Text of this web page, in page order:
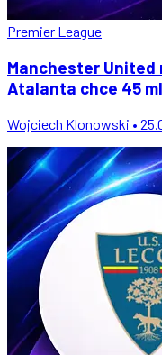
Premier League
Manchester United
Atalanta chce 45
Wojciech Klonowski •